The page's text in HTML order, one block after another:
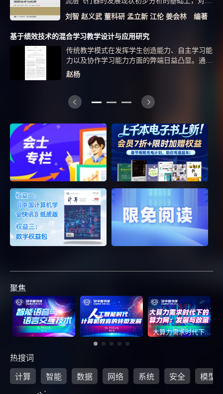
一对多激光通信为基础的平流层激光通信组网技
术与应用进行了深入研究与探讨，着重分析了激
光通信组网技术的难点并介绍了最近...
刘智 赵义武 董科研 孟立新 江伦 姜会林 编著
基于绩效技术的混合学习教学设计与应用研究
传统教学模式在发挥学生创造能力、自主学习能
力以及协作学习能力方面的弊端日益凸显。通过
运用绩效评价的方法对传统学科教学模式与网络
应用的有效性、优越性和容易忽视的问题,并对
课堂教学中混合学习模式的运用提出一定的绩效
赵杨
聚焦
大算力需求时代下的算力网：发展与政策
热搜词
计算 智能 数据 网络 系统 安全 模型